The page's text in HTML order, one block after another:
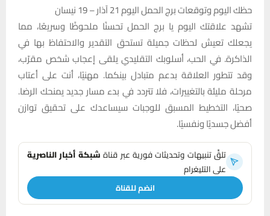
حظك اليوم وتوقعات برج الحمل اليوم 21 آذار – 19 نيسان
تشهد علاقتك اليوم يا برج الحمل تحسنًا ملحوظًا وسريعًا، مما
يجعلك تعيش لحظات جميلة تستحق التقدير والاحتفاظ بها في
الذاكرة. في الحب، أسلوبك التقليدي يلقى إعجاب شخص مقرّب،
وقد تتطور العلاقة بدعم متبادل بينكما. مهنيًا، أنت على أعتاب
مرحلة مليئة بالتغييرات، فلا تتردد في بدء مسار جديد يمنحك الرضا.
صحيًا، التخطيط المسبق للوجبات سيساعدك على تحقيق توازن
أفضل جسديًا ونفسيًا.
تلقَّ تنبيهات وتحديثات فورية عبر قناةشبكة أخبار الناصرية
على التليغرام
انضم للقناة